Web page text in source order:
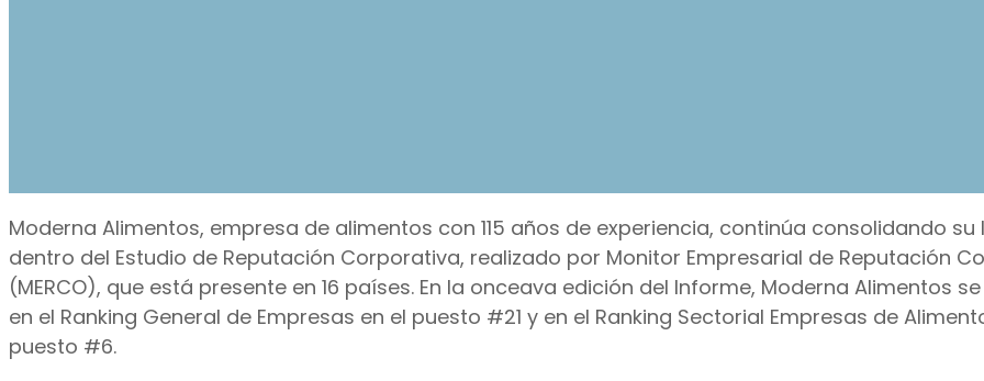
Moderna Alimentos, empresa de alimentos con 115 años de experiencia, continúa consolidando su
dentro del Estudio de Reputación Corporativa, realizado por Monitor Empresarial de Reputación
(MERCO), que está presente en 16 países. En la onceava edición del Informe, Moderna Alimentos
en el Ranking General de Empresas en el puesto #21 y en el Ranking Sectorial Empresas de
puesto #6.